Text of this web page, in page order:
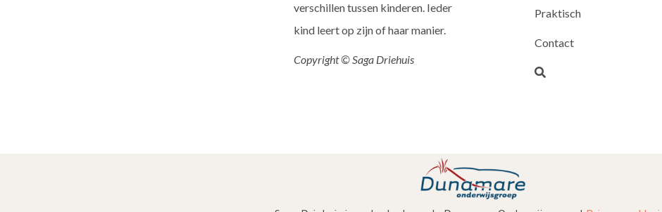
verschillen tussen kinderen. Ieder
kind leert op zijn of haar manier.
Copyright © Saga Driehuis
Praktisch
Contact